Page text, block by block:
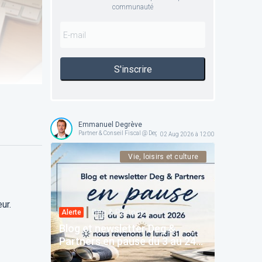
communauté
S'inscrire
Emmanuel Degrève
Partner & Conseil Fiscal @ Deg & Partners02 Aug 2026 à 12:00
Vie, loisirs et culture
Alerte Deg & Partners
Blog et newsletter Deg &
Partners en pause du 3 au 24
août 2026